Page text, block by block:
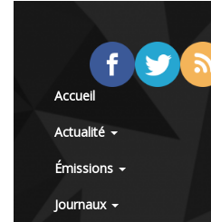
Accueil
Actualité
Émissions
Journaux